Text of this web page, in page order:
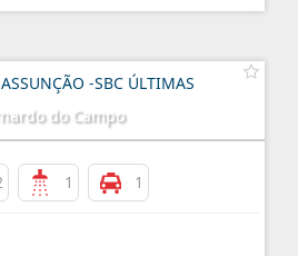
-SBC ÚLTIMAS
do Campo
1 1